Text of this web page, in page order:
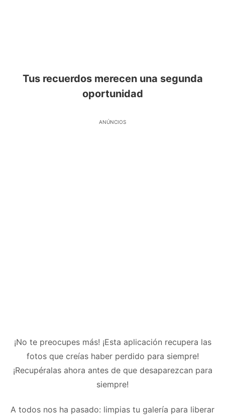
Tus recuerdos merecen una segunda
oportunidad
ANÚNCIOS
¡No te preocupes más! ¡Esta aplicación recupera las
fotos que creías haber perdido para siempre!
¡Recupéralas ahora antes de que desaparezcan para
siempre!
A todos nos ha pasado: limpias tu galería para liberar